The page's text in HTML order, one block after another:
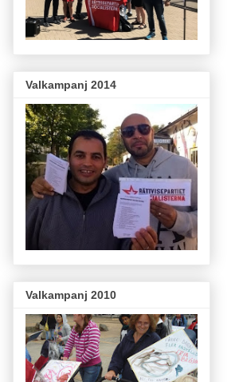
Valkampanj 2014
Valkampanj 2010